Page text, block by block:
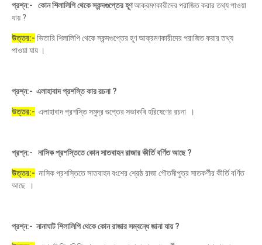
প্রশ্ন:- কোন শিলালিপি থেকে স্কন্দগুপ্তের হূণআক্রমণকারীদের পরাজিত করার তথ্য পাওয়া
যায় ?
উত্তর:- ভিতারি শিলালিপি থেকে স্কন্দগুপ্তের হূণ আক্রমণকারীদের পরাজিত করার তথ্য
পাওয়া যায় ।
প্রশ্ন:- এলাহাবাদ প্রশস্তি কার রচনা ?
উত্তর:- এলাহাবাদ প্রশস্তি সমুদ্র গুপ্তের সভাকবি হরিষেণের রচনা ।
প্রশ্ন:- নাসিক প্রশস্তিতে কোন সাতবাহন রাজার কীর্তি বর্ণিত আছে ?
উত্তর:- নাসিক প্রশস্তিতে সাতবাহন বংশের শ্রেষ্ঠ রাজা গৌতমীপুত্র সাতকর্ণীর কীর্তি বর্ণিত
আছে ।
প্রশ্ন:- নানাঘাট শিলালিপি থেকে কোন রাজার সম্বন্ধে জানা যায় ?